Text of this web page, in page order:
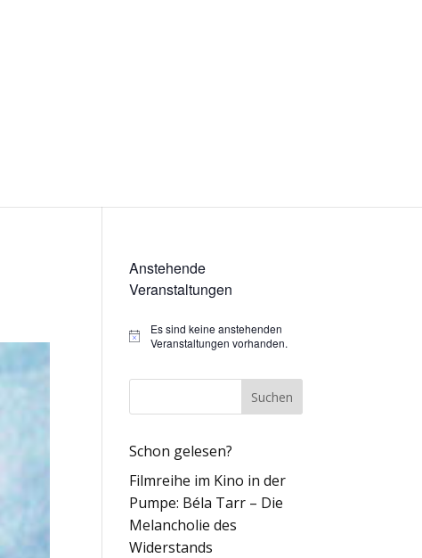
Anstehende
Veranstaltungen
Hinweis
Es sind keine anstehenden
Veranstaltungen vorhanden.
Schon gelesen?
Filmreihe im Kino in der
Pumpe: Béla Tarr – Die
Melancholie des
Widerstands